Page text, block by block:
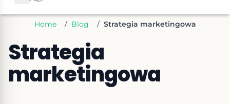
Home / Blog / Strategia marketingowa
Strategia
marketingowa